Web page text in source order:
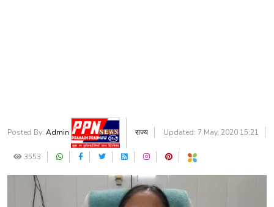
Posted By: Admin राज्य Updated: 7 May, 2020 15:21
3553